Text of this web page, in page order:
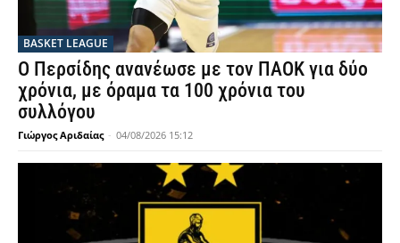
BASKET LEAGUE
Ο Περσίδης ανανέωσε με τον ΠΑΟΚ για δύο
χρόνια, με όραμα τα 100 χρόνια του
συλλόγου
Γιώργος Αριδαίας - 04/08/2026 15:12